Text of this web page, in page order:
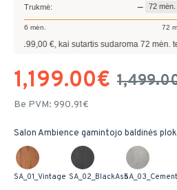
1,199.00€
Be PVM: 990.91€
Salon Ambience gamintojo baldinės
SA_01_Vintage SA_02_BlackAsh
Trukmė: − 72 mėn.
6 mėn. 72
€, kai sutartis sudaroma72mėn. terminui,